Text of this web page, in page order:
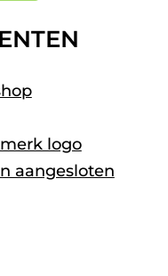
logo
aangesloten